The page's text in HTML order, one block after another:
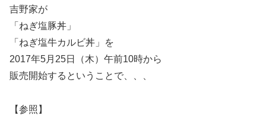
吉野家が
「ねぎ塩豚丼」
「ねぎ塩牛カルビ丼」を
2017年5月25日（木）午前10時から
販売開始するということで、、、
【参照】